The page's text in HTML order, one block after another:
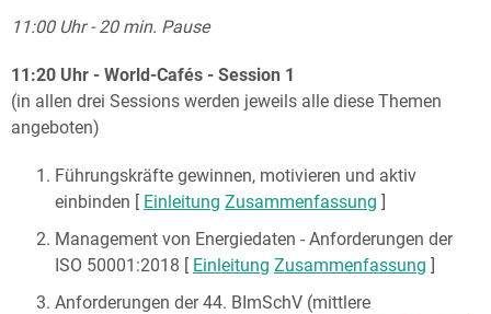
11:00 Uhr - 20 min. Pause
11:20 Uhr - World-Cafés - Session 1
(in allen drei Sessions werden jeweils alle diese Themen
angeboten)
Führungskräfte gewinnen, motivieren und aktiv
einbinden [ Einleitung Zusammenfassung ]
Management von Energiedaten - Anforderungen der
ISO 50001:2018 [ Einleitung Zusammenfassung ]
Anforderungen der 44. BImSchV (mittlere